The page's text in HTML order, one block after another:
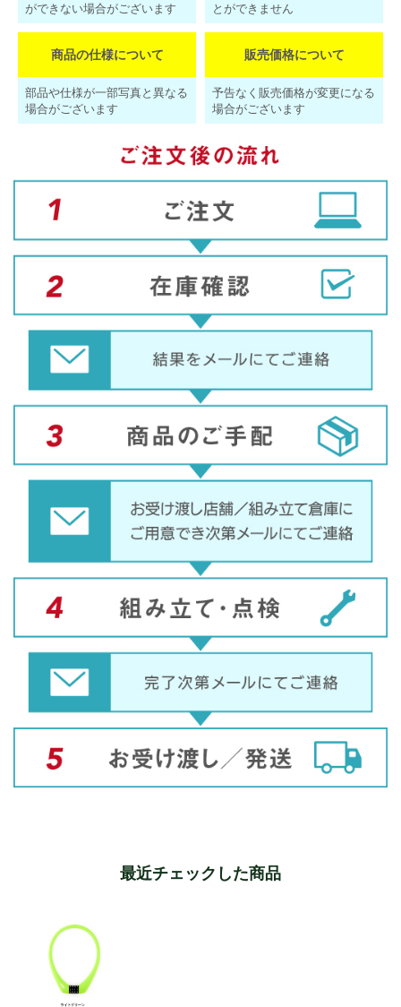
ができない場合がございます とができません
商品の仕様について
部品や仕様が一部写真と異なる
場合がございます
販売価格について
予告なく販売価格が変更になる
場合がございます
最近チェックした商品